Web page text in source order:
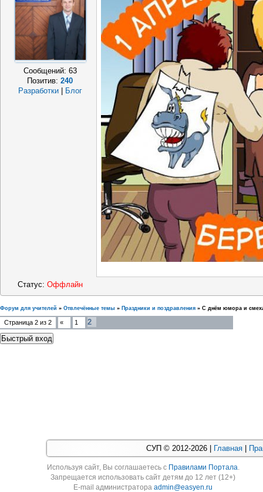
Сообщений: 63
Позитив:240
Разработки
Блог
Статус: Оффлайн
Форум для учителей » Отвлечённые темы » Праздники и поздравления » С днём юмора и
Страница 2 из 2 « 1 2
СУП © 2012-2026 | Главная
Используя cайт, Вы соглашаетесь с Правилами Портала.
Запрещается использовать сайт детям до 12 лет (12+)
E-mail администратораadmin@easyen.ru